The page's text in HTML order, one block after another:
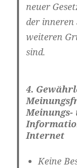
neuer
der
weiteren
sind.
4.
Meinungs-
Internet
Keine